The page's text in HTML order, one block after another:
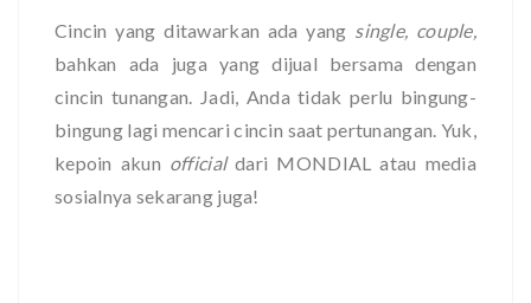
Cincin yang ditawarkan ada yang single, couple,
bahkan ada juga yang dijual bersama dengan
cincin tunangan. Jadi, Anda tidak perlu bingung-
bingung lagi mencari cincin saat pertunangan. Yuk,
kepoin akun officialdari MONDIAL atau media
sosialnya sekarang juga!